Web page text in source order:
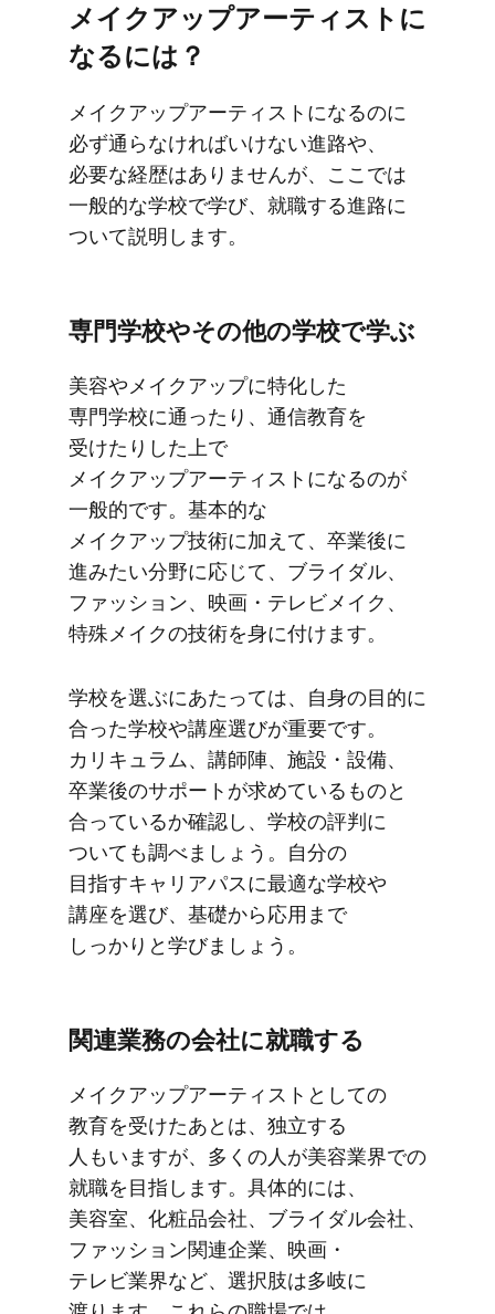
メイクアップアーティストに​
なるには？
メイクアップアーティストに​なるのに​
必ず​通らなければいけない​進路や、​
必要な​経歴は​ありませんが、​ここでは​
一般的な​学校で​学び、​就職する​進路に​
ついて​説明します。
専門学校や​その​他の​学校で​学ぶ
美容や​メイクアップに​特化した​
専門学校に​通ったり、​通信教育を​
受けたりした上で​
メイクアップアーティストに​なるのが​
一般的です。​基本的な​
メイクアップ技術に​加えて、​卒業後に​
進みたい​分野に​応じて、​ブライダル、​
ファッション、​映画・テレビメイク、​
特殊メイクの​技術を​身に​付けます。
学校を​選ぶに​あたっては、​自身の​目的に​
合った​学校や​講座選びが​重要です。​
カリキュラム、​講師陣、​施設・設備、​
卒業後の​サポートが​求めている​ものと​
合っているか​確認し、​学校の​評判に​
ついても​調べましょう。​自分の​
目指すキャリアパスに​最適な​学校や​
講座を​選び、​基礎から​応用まで​
しっかりと​学びましょう。
関連業務の​会社に​就職する
メイクアップアーティストと​しての​
教育を​受けた​あとは、​独立する​
人もいますが、​多くの​人が​美容業界での​
就職を​目指します。​具体的には、​
美容室、​化粧品会社、​ブライダル会社、​
ファッション関連企業、​映画・
テレビ業界など、​選択肢は​多岐に​